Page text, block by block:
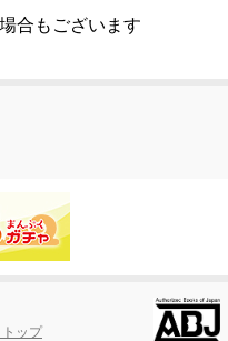
合もございます
ップ